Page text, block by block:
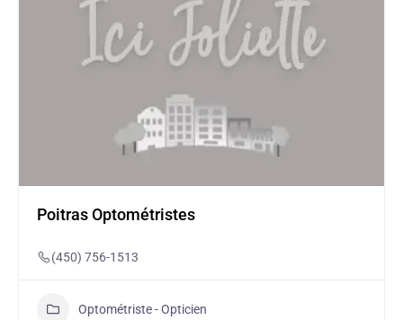
Poitras Optométristes
(450) 756-1513
Optométriste - Opticien